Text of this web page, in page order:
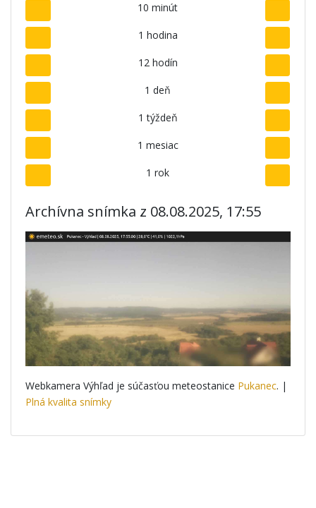
10 minút
1 hodina
12 hodín
1 deň
1 týždeň
1 mesiac
1 rok
Archívna snímka z 08.08.2025, 17:55
Webkamera Výhľad je súčasťou meteostanice Pukanec. |
Plná kvalita snímky